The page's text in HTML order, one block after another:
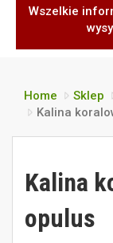
Wszelkie
Home Sklep
Kalina
Kalina
opulus